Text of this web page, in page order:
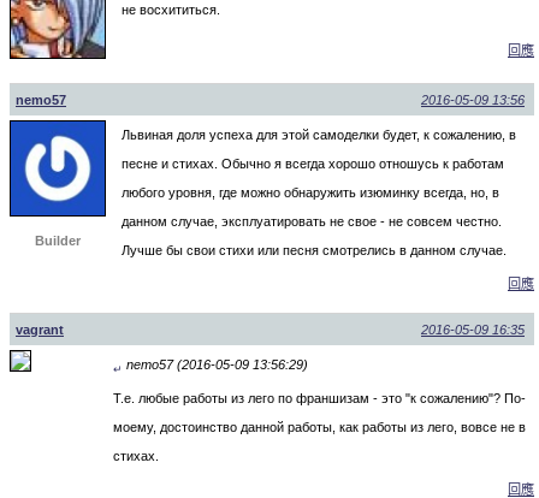
не восхититься.
回應
nemo57 2016-05-09 13:56
Builder
Львиная доля успеха для этой самоделки будет, к сожалению, в
песне и стихах. Обычно я всегда хорошо отношусь к работам
любого уровня, где можно обнаружить изюминку всегда, но, в
данном случае, эксплуатировать не свое - не совсем честно.
Лучше бы свои стихи или песня смотрелись в данном случае.
回應
vagrant 2016-05-09 16:35
↵ nemo57 (2016-05-09 13:56:29)
Т.е. любые работы из лего по франшизам - это "к сожалению"? По-
моему, достоинство данной работы, как работы из лего, вовсе не в
стихах.
回應